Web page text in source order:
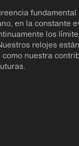
en la constante
los
relojes
nuestra